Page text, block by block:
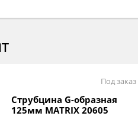
Под заказ
Струбцина G-образная
125мм MATRIX 20605